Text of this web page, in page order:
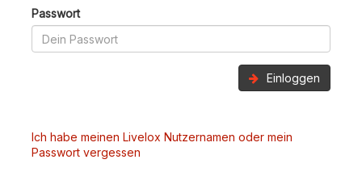
Passwort
Einloggen
Ich habe meinen Livelox Nutzernamen oder mein
Passwort vergessen